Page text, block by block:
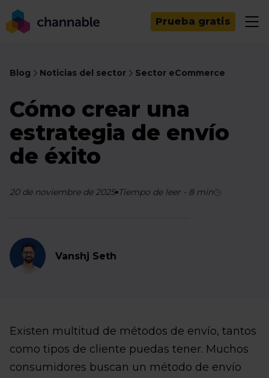
Prueba gratis
Blog Noticias del sector Sector eCommerce
Cómo crear una
estrategia de envío
de éxito
20 de noviembre de 2025 Tiempo de leer- 8min
Vanshj Seth
Existen multitud de métodos de envío, tantos
como tipos de cliente puedas tener. Muchos
consumidores buscan un método de envío